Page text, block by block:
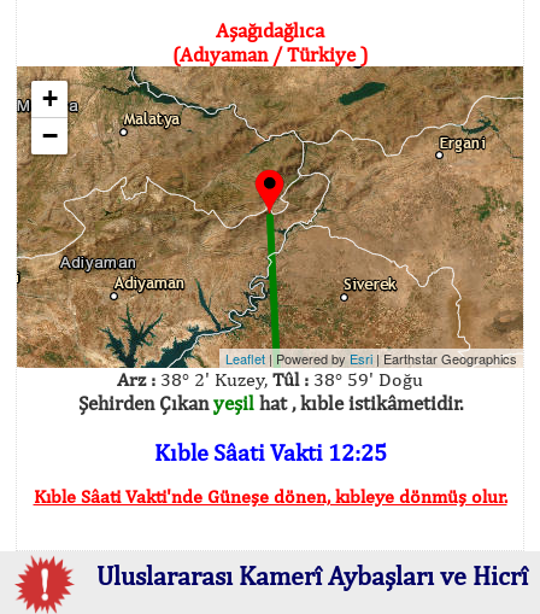
Aşağıdağlıca
(Adıyaman / Türkiye )
+
−
Leaflet| Powered by Esri |Earthstar Geographics
Arz : 38° 2' Kuzey, Tûl : 38° 59' Doğu
Şehirden Çıkanyeşilhat , kıble istikâmetidir.
Kıble Sâati Vakti 12:25
Kıble Sâati Vakti'nde Güneşe dönen, kıbleye dönmüş olur.
Uluslararası Kamerî Aybaşları ve Hicrî